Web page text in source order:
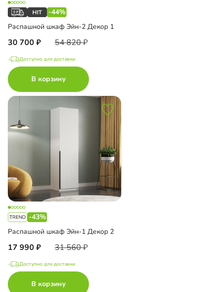
-44%
Распашной шкаф Эйн-2 Декор 1
30 700 54 820
Доступно для доставки
В корзину
-43%
Распашной шкаф Эйн-1 Декор 2
17 990 31 560
Доступно для доставки
В корзину